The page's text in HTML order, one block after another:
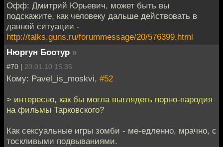
Офф: Дмитрий Юрьевич, может быть вы
подскажите, как человеку дальше действовать в
данной ситуации -
http://talks.guns.ru/forummessage/20/576399.html
Нюргун Боотур »
#70 | 20.01.10 15:35
Кому: Pavel_is_moskvi, #52
> интересно, как бы могла выглядеть порно-пародия
на фильмы Тарковского?
Как сексуальные игры зомби - ме-едленно, мрачно, с
тоскливыми подвываниями.